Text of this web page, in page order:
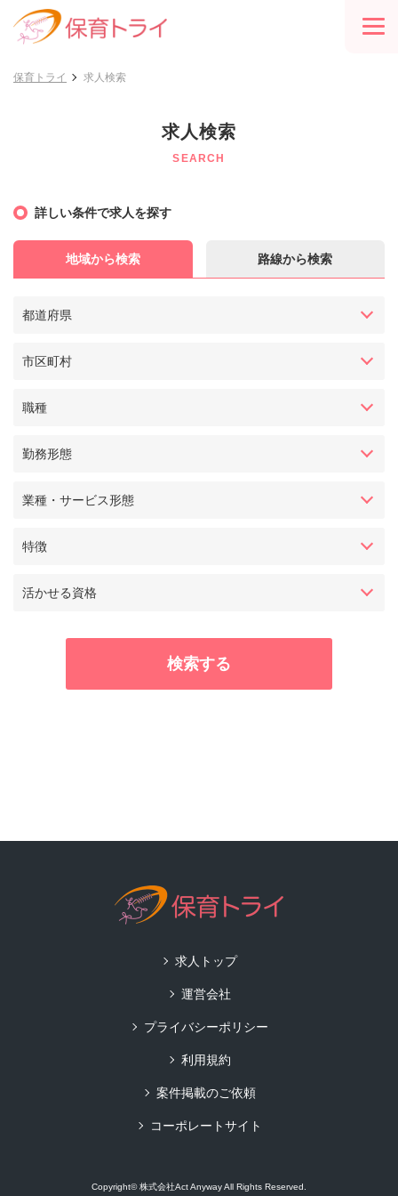
保育トライ 求人検索
求人検索
SEARCH
詳しい条件で求人を探す
地域から検索 路線から検索
都道府県
市区町村
職種
勤務形態
業種・サービス形態
特徴
活かせる資格
求人トップ
運営会社
プライバシーポリシー
利用規約
案件掲載のご依頼
コーポレートサイト
Copyright© 株式会社Act Anyway All Rights Reserved.